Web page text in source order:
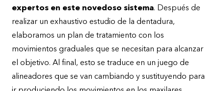
expertos en este novedoso sistema. Después de
realizar un exhaustivo estudio de la dentadura,
elaboramos un plan de tratamiento con los
movimientos graduales que se necesitan para alcanzar
el objetivo. Al final, esto se traduce en un juego de
alineadores que se van cambiando y sustituyendo para